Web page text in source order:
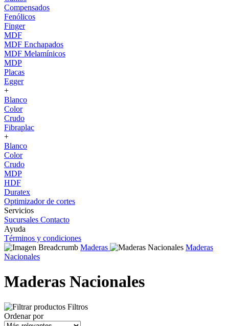
Compensados
Fenólicos
Finger
MDF
MDF Enchapados
MDF Melamínicos
MDP
Placas
Egger
+
Blanco
Color
Crudo
Fibraplac
+
Blanco
Color
Crudo
MDP
HDF
Duratex
Optimizador de cortes
Servicios
Sucursales Contacto
Ayuda
Términos y condiciones
Maderas
Maderas
Nacionales
Maderas Nacionales
Filtros
Ordenar por